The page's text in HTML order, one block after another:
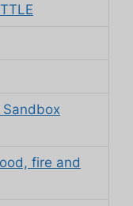
fire and